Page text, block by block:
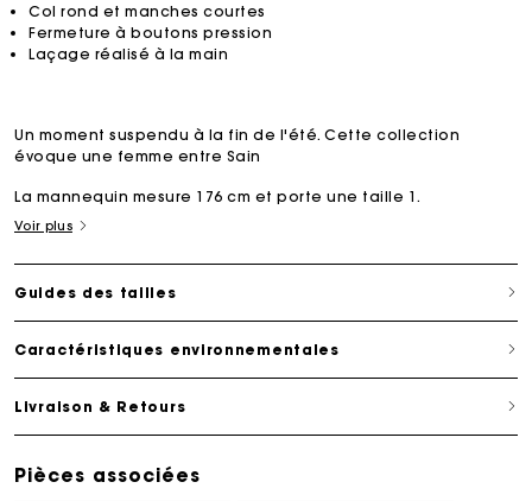
Col rond et manches courtes
Fermeture à boutons pression
Laçage réalisé à la main
Un moment suspendu à la fin de l'été. Cette collection
évoque une femme entre Sain
La mannequin mesure 176 cm et porte une taille 1.
Voir plus
Guides des tailles
Caractéristiques environnementales
Livraison & Retours
Pièces associées